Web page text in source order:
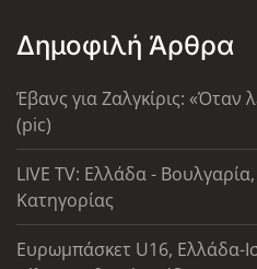
Δημοφιλή Άρθρα
Έβανς για Ζαλγκίρις: «Όταν
(pic)
LIVE TV: Ελλάδα -
Κατηγορίας
Ευρωμπάσκετ U16, Ελλάδα-